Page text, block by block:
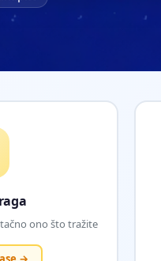
ono što tražite